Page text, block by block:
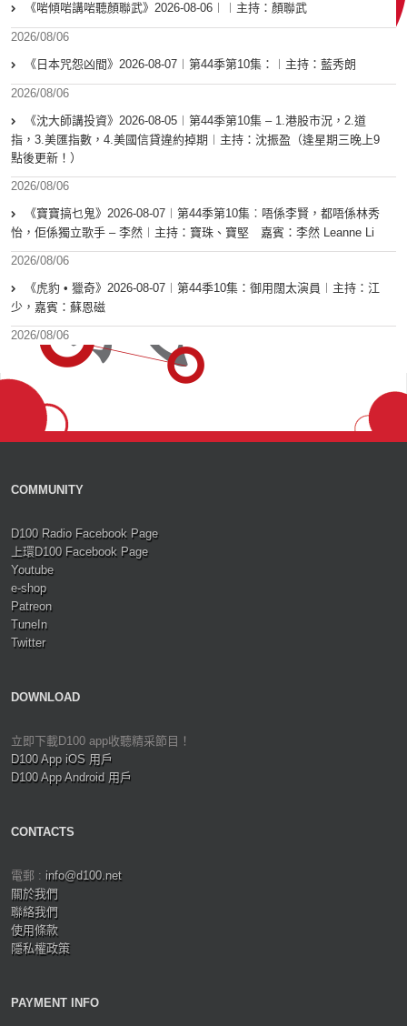
《啱傾啱講啱聽顏聯武》2026-08-06︱︱主持：顏聯武
2026/08/06
《日本咒怨凶間》2026-08-07︱第44季第10集：︱主持：藍秀朗
2026/08/06
《沈大師講投資》2026-08-05︱第44季第10集 – 1.港股市況，2.道
指，3.美匯指數，4.美國信貸違約掉期︱主持：沈振盈（逢星期三晚上9
點後更新！）
2026/08/06
《寶寶搞乜鬼》2026-08-07︱第44季第10集︰唔係李賢，都唔係林秀
怡，佢係獨立歌手 – 李然︱主持：寶珠、寶堅 嘉賓：李然 Leanne Li
2026/08/06
《虎豹 • 獵奇》2026-08-07︱第44季10集：御用闊太演員︱主持：江
少，嘉賓：蘇恩磁
2026/08/06
COMMUNITY
D100 Radio Facebook Page
上環D100 Facebook Page
Youtube
e-shop
Patreon
TuneIn
Twitter
DOWNLOAD
立即下載D100 app收聽精采節目！
D100 App iOS 用戶
D100 App Android 用戶
CONTACTS
電郵 : info@d100.net
關於我們
聯絡我們
使用條款
隱私權政策
PAYMENT INFO